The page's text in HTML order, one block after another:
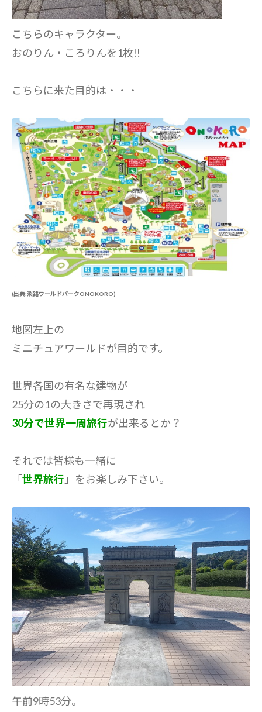
こちらのキャラクター。
おのりん・ころりんを1枚!!
こちらに来た目的は・・・
(出典:淡路ワールドパークONOKORO)
地図左上の
ミニチュアワールドが目的です。
世界各国の有名な建物が
25分の1の大きさで再現され
30分で世界一周旅行が出来るとか？
それでは皆様も一緒に
「世界旅行 」をお楽しみ下さい。
午前9時53分。